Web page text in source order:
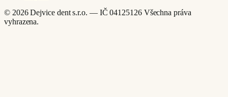
© 2026 Dejvice dent s.r.o. — IČ 04125126 Všechna práva
vyhrazena.